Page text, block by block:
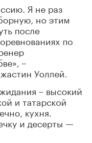
Я не раз
но этим
после
по
–
Уоллей.
– высокий
и татарской
кухня.
и десерты —